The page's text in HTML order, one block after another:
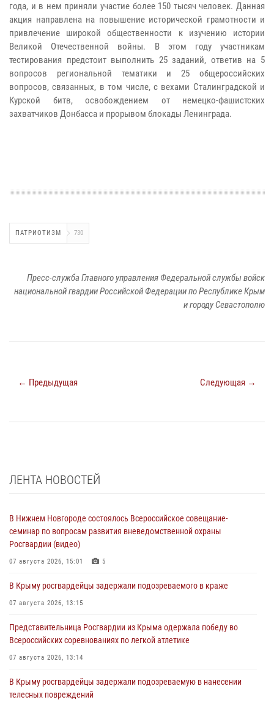
года, и в нем приняли участие более 150 тысяч человек. Данная
акция направлена на повышение исторической грамотности и
привлечение широкой общественности к изучению истории
Великой Отечественной войны. В этом году участникам
тестирования предстоит выполнить 25 заданий, ответив на 5
вопросов региональной тематики и 25 общероссийских
вопросов, связанных, в том числе, с вехами Сталинградской и
Курской битв, освобождением от немецко-фашистских
захватчиков Донбасса и прорывом блокады Ленинграда.
ПАТРИОТИЗМ 730
Пресс-служба Главного управления Федеральной службы войск
национальной гвардии Российской Федерации по Республике Крым
и городу Севастополю
← Предыдущая Следующая →
ЛЕНТА НОВОСТЕЙ
В Нижнем Новгороде состоялось Всероссийское совещание-
семинар по вопросам развития вневедомственной охраны
Росгвардии (видео)
07 августа 2026, 15:01 5
В Крыму росгвардейцы задержали подозреваемого в краже
07 августа 2026, 13:15
Представительница Росгвардии из Крыма одержала победу во
Всероссийских соревнованиях по легкой атлетике
07 августа 2026, 13:14
В Крыму росгвардейцы задержали подозреваемую в нанесении
телесных повреждений